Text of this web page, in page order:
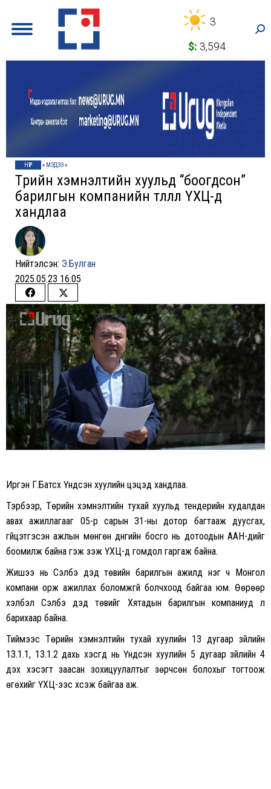
3
$: 3,594
НҮҮР » МЭДЭЭ»
Төрийн хэмнэлтийн хуульд “боогдсон”
барилгын компанийн төлөөлөл ҮХЦ-д
хандлаа
Нийтэлсэн: Э.Булган
2025.05.23 16:05
Share
on
Facebook
Share
on
Twitter
Иргэн Г.Батсүх Үндсэн хуулийн цэцэд хандлаа.
Тэрбээр, Төрийн хэмнэлтийн тухай хуульд тендерийн худалдан
авах ажиллагааг 05-р сарын 31-ны дотор багтааж дуусгах,
гүйцэтгэсэн ажлын мөнгөн дүнгийн босго нь дотоодын ААН-үүдийг
боомилж байна гэж үзэж ҮХЦ-д гомдол гаргаж байна.
Жишээ нь Сэлбэ дэд төвийн барилгын ажилд нэг ч Монгол
компани орж ажиллах боломжгүй болчхоод байгаа юм. Өөрөөр
хэлбэл Сэлбэ дэд төвийг Хятадын барилгын компаниуд л
барихаар байна.
Тиймээс Төрийн хэмнэлтийн тухай хуулийн 13 дугаар зүйлийн
13.1.1, 13.1.2 дахь хэсгүүд нь Үндсэн хуулийн 5 дугаар зүйлийн 4
дэх хэсэгт заасан зохицуулалтыг зөрчсөн болохыг тогтоож
өгөхийг ҮХЦ-ээс хүсэж байгаа аж.